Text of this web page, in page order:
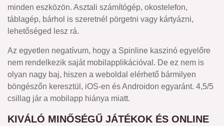
minden eszközön. Asztali számítógép, okostelefon,
táblagép, bárhol is szeretnél pörgetni vagy kártyázni,
lehetőséged lesz rá.
Az egyetlen negatívum, hogy a Spinline kaszinó egyelőre
nem rendelkezik saját mobilapplikációval. De ez nem is
olyan nagy baj, hiszen a weboldal elérhető bármilyen
böngészőn keresztül, iOS-en és Androidon egyaránt. 4,5/5
csillag jár a mobilapp hiánya miatt.
KIVÁLÓ MINŐSÉGŰ JÁTÉKOK ÉS ONLINE